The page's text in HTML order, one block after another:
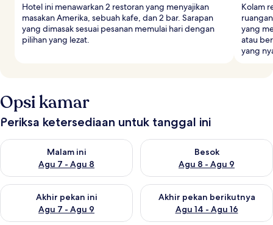
Hotel ini menawarkan 2 restoran yang menyajikan
masakan Amerika, sebuah kafe, dan 2 bar. Sarapan
yang dimasak sesuai pesanan memulai hari dengan
pilihan yang lezat.
Kolam
yang
atau
yang
Opsi kamar
Periksa ketersediaan untuk tanggal ini
Malam ini
Agu 7 - Agu 8
Periksa ketersediaan untuk malam ini Agu 7 - Agu 8
Besok
Agu 8 - Agu 9
Periksa ketersediaan untuk
Akhir pekan ini
Agu 7 - Agu 9
Periksa ketersediaan untuk akhir pekan ini Agu 7 - Agu 9
Akhir pekan berikutnya
Agu 14 - Agu 16
Periksa ketersediaan untuk